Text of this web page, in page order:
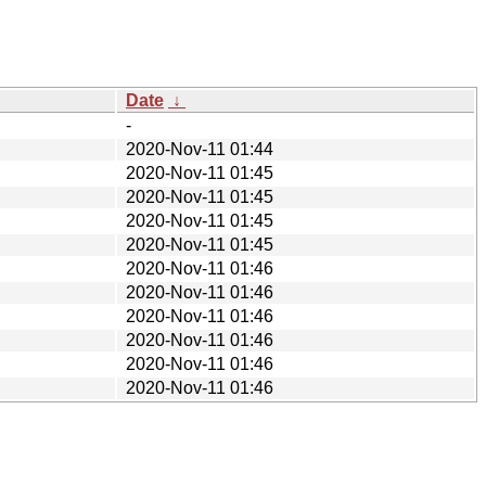
Date ↓
-
2020-Nov-11 01:44
2020-Nov-11 01:45
2020-Nov-11 01:45
2020-Nov-11 01:45
2020-Nov-11 01:45
2020-Nov-11 01:46
2020-Nov-11 01:46
2020-Nov-11 01:46
2020-Nov-11 01:46
2020-Nov-11 01:46
2020-Nov-11 01:46